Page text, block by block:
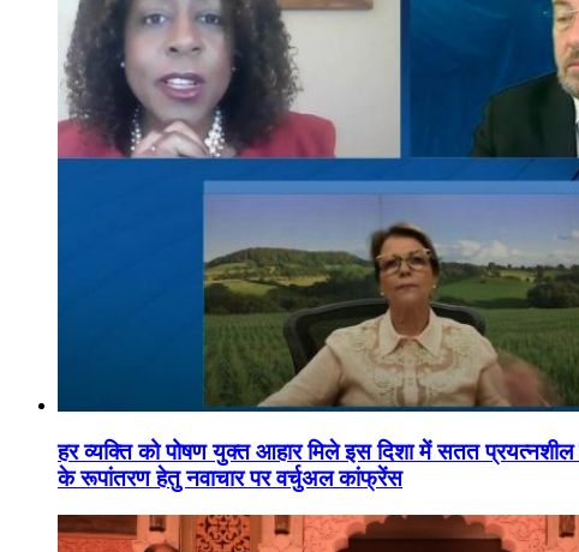
हर व्यक्ति को पोषण युक्त आहार मिले इस दिशा में सतत प्रयत्नशील
के रूपांतरण हेतु नवाचार पर वर्चुअल कांफ्रेंस